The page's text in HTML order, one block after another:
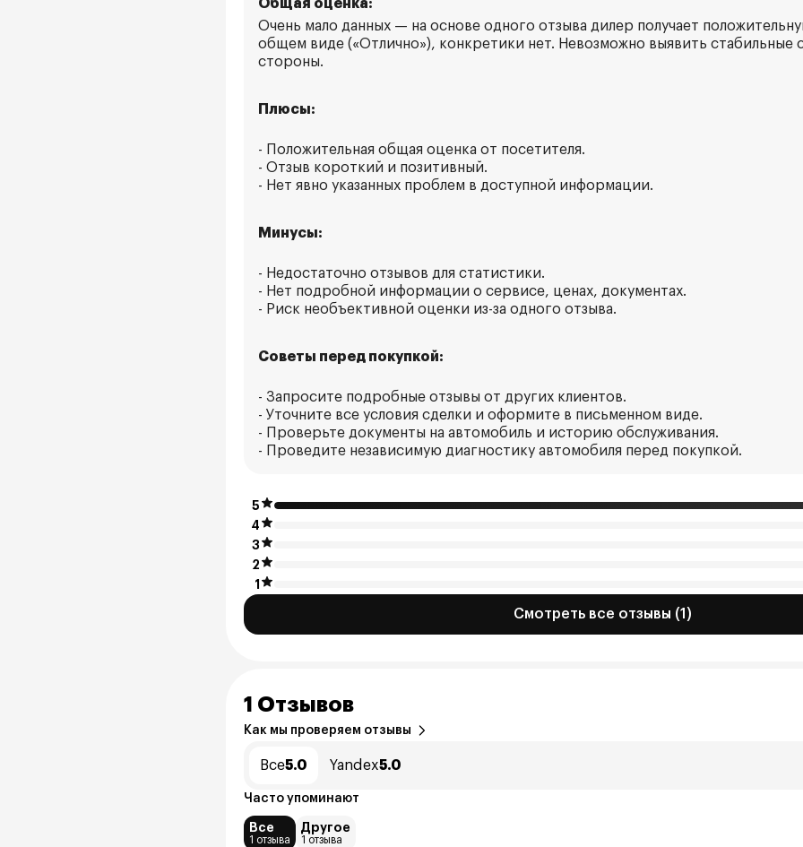
Общая оценка:
Очень мало данных — на основе одного отзыва дилер получает
общем виде («Отлично»), конкретики нет. Невозможно выявить стабильные
стороны.
Плюсы:
- Положительная общая оценка от посетителя.
- Отзыв короткий и позитивный.
- Нет явно указанных проблем в доступной информации.
Минусы:
- Недостаточно отзывов для статистики.
- Нет подробной информации о сервисе, ценах, документах.
- Риск необъективной оценки из-за одного отзыва.
Советы перед покупкой:
- Запросите подробные отзывы от других клиентов.
- Уточните все условия сделки и оформите в письменном виде.
- Проверьте документы на автомобиль и историю обслуживания.
- Проведите независимую диагностику автомобиля перед покупкой.
5
4
3
2
1
Смотреть все отзывы (1)
1 Отзывов
Как мы проверяем отзывы
Все5.0 Yandex5.0
Часто упоминают
Все
1 отзыва
Другое
1 отзыва